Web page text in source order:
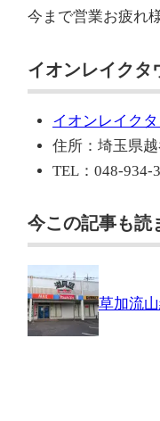
今まで営業お疲れ
イオンレイクタ
イオンレイク
住所：埼玉県
TEL：048-934-
今この記事も読
草加流